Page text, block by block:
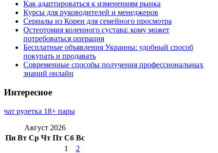
Как адаптироваться к изменениям рынка
Курсы для руководителей и менеджеров
Сериалы из Кореи для семейного просмотра
Остеотомия коленного сустава: кому может
потребоваться операция
Бесплатные объявления Украины: удобный способ
покупать и продавать
Современные способы получения профессиональных
знаний онлайн
Интересное
чат рулетка 18+ пары
Август 2026
Пн Вт Ср Чт Пт Сб Вс
1
2